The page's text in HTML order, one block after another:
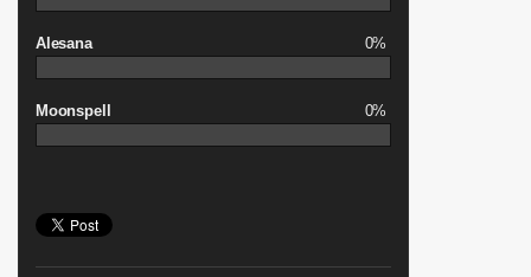
Alesana 0%
Moonspell 0%